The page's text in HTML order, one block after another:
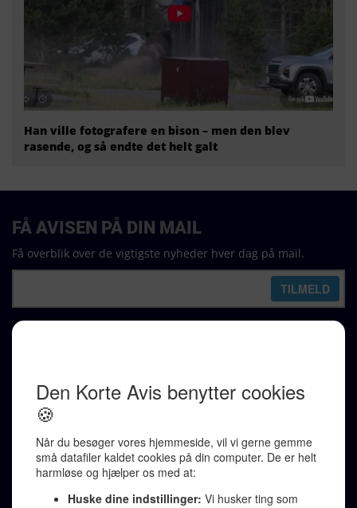
Han ville fotografere en bison – men den blev
rasende, og så endte det helt galt
Karen Jespersen
Redaktionen kontaktes via mail til
redaktion@denkorteavis.dk
Telefonsvarer 20 30 10 96
Von Ostensgade 22, 2791 Dragør
LINKS
FÅ AVISEN PÅ DIN MAIL
Få overblik over de vigtigste nyheder hver dag på mail.